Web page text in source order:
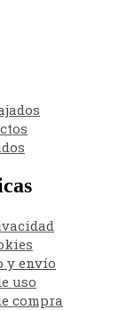
y envío
uso
compra